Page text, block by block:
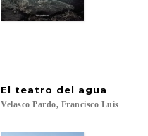
El teatro del agua
Velasco Pardo, Francisco Luis